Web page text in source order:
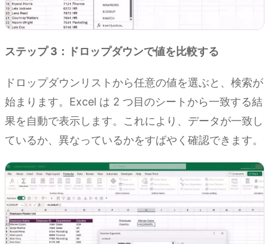
ステップ 3：ドロップダウンで値を比較する
ドロップダウンリストから任意の値を選ぶと、検索が
始まります。Excel は 2 つ目のシートから一致する結
果を自動で表示します。これにより、データが一致し
ているか、異なっているかをすばやく確認できます。